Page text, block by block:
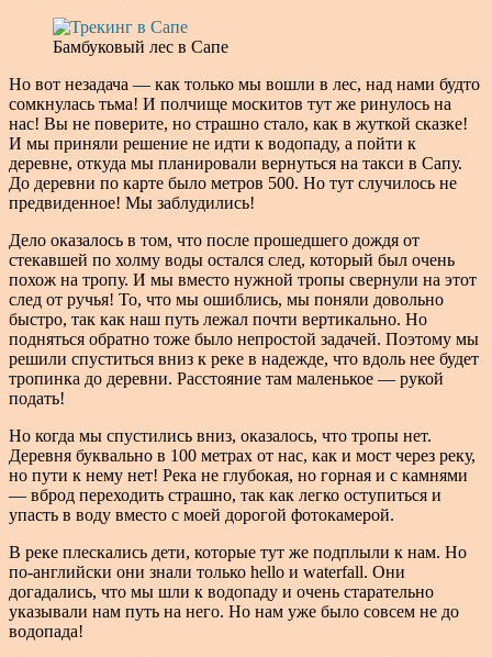
Бамбуковый лес в Сапе
Но вот незадача — как только мы вошли в лес, над нами будто
сомкнулась тьма! И полчище москитов тут же ринулось на
нас! Вы не поверите, но страшно стало, как в жуткой сказке!
И мы приняли решение не идти к водопаду, а пойти к
деревне, откуда мы планировали вернуться на такси в Сапу.
До деревни по карте было метров 500. Но тут случилось не
предвиденное! Мы заблудились!
Дело оказалось в том, что после прошедшего дождя от
стекавшей по холму воды остался след, который был очень
похож на тропу. И мы вместо нужной тропы свернули на этот
след от ручья! То, что мы ошиблись, мы поняли довольно
быстро, так как наш путь лежал почти вертикально. Но
подняться обратно тоже было непростой задачей. Поэтому мы
решили спуститься вниз к реке в надежде, что вдоль нее будет
тропинка до деревни. Расстояние там маленькое — рукой
подать!
Но когда мы спустились вниз, оказалось, что тропы нет.
Деревня буквально в 100 метрах от нас, как и мост через реку,
но пути к нему нет! Река не глубокая, но горная и с камнями
— вброд переходить страшно, так как легко оступиться и
упасть в воду вместо с моей дорогой фотокамерой.
В реке плескались дети, которые тут же подплыли к нам. Но
по-английски они знали только hello и waterfall. Они
догадались, что мы шли к водопаду и очень старательно
указывали нам путь на него. Но нам уже было совсем не до
водопада!